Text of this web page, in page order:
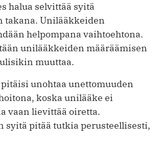
halua selvittää syitä
takana. Unilääkkeiden
helpompana vaihtoehtona.
unilääkkeiden määräämisen
muuttaa.
unohtaa unettomuuden
koska unilääke ei
vaan lievittää oiretta.
syitä pitää tutkia perusteellisesti,